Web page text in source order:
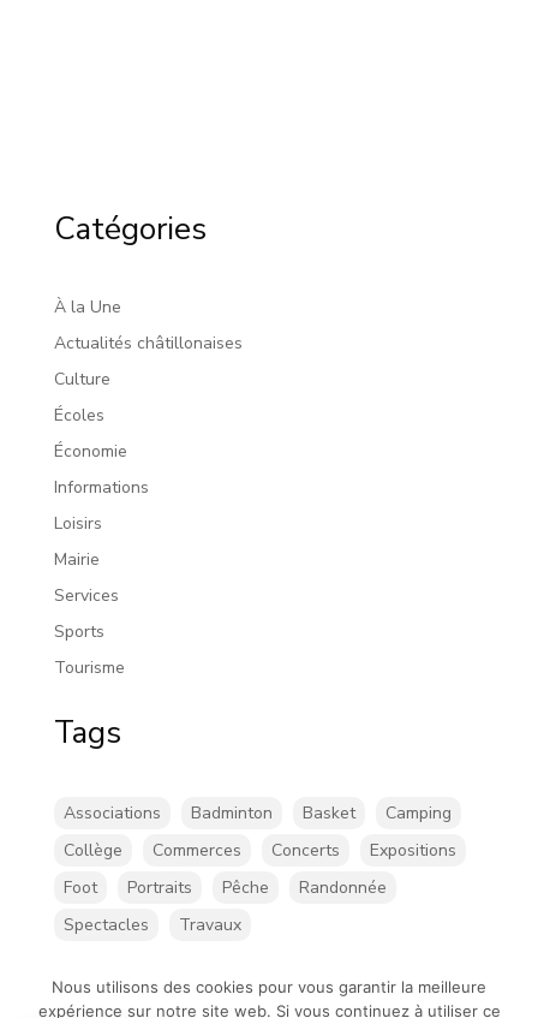
Catégories
À la Une
Actualités châtillonaises
Culture
Écoles
Économie
Informations
Loisirs
Mairie
Services
Sports
Tourisme
Tags
Associations Badminton Basket
Camping
Collège
Commerces Concerts
Expositions
Foot
Portraits Pêche
Randonnée
Spectacles
Travaux
Nous utilisons des cookies pour vous garantir la meilleure
expérience sur notre site web. Si vous continuez à utiliser ce